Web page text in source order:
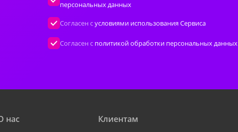
персональных данных
Согласен сусловиями использования Сервиса
Согласен с политикой обработки персональных данных
нас
Клиентам